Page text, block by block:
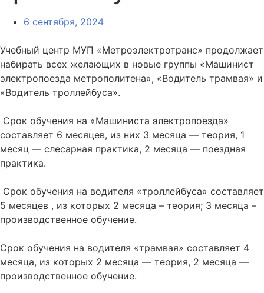
6 сентября, 2024
Учебный центр МУП «Метроэлектротранс» продолжает
набирать всех желающих в новые группы «Машинист
электропоезда метрополитена», «Водитель трамвая» и
«Водитель троллейбуса».
Срок обучения на «Машиниста электропоезда»
составляет 6 месяцев, из них 3 месяца — теория, 1
месяц — слесарная практика, 2 месяца — поездная
практика.
Срок обучения на водителя «троллейбуса» составляет
5 месяцев , из которых 2 месяца – теория; 3 месяца –
производственное обучение.
Срок обучения на водителя «трамвая» составляет 4
месяца, из которых 2 месяца — теория, 2 месяца —
производственное обучение.